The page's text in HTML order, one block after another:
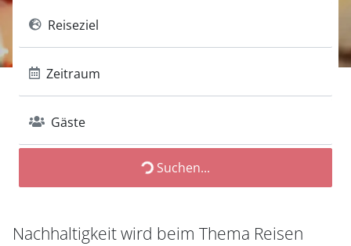
Reiseziel
Zeitraum
Gäste
Suchen...
Nachhaltigkeit wird beim Thema Reisen